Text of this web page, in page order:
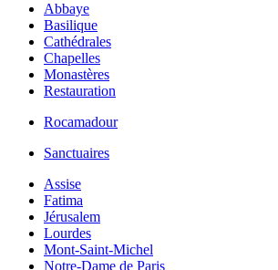
Abbaye
Basilique
Cathédrales
Chapelles
Monastères
Restauration
Rocamadour
Sanctuaires
Assise
Fatima
Jérusalem
Lourdes
Mont-Saint-Michel
Notre-Dame de Paris